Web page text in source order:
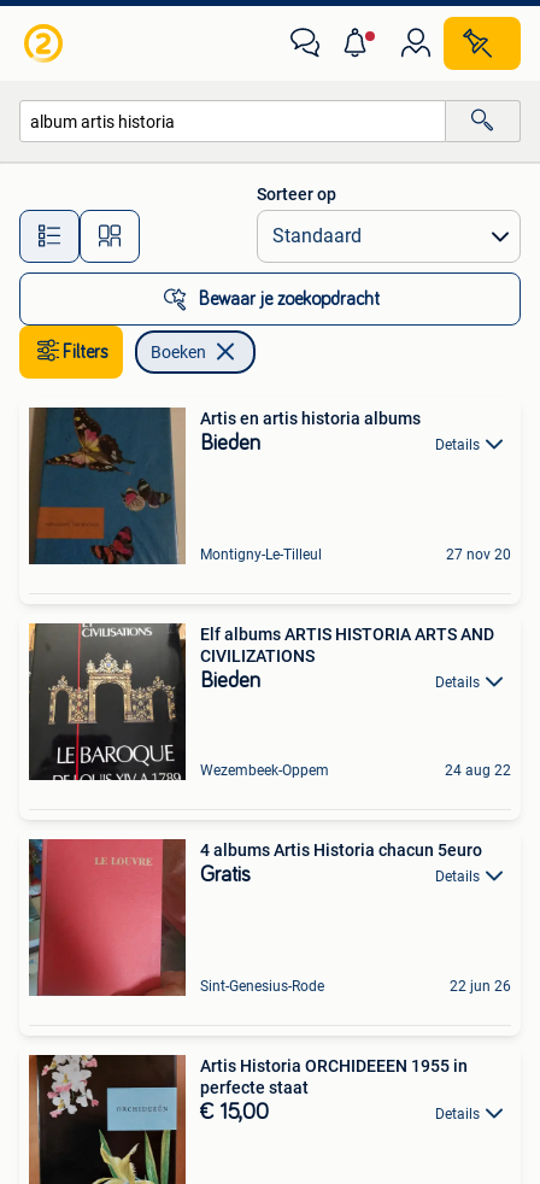
Alle afstanden…
Sorteer op
Bewaar je zoekopdracht
Filters Boeken
Artis en artis historia albums
Bieden Details
Montigny-Le-Tilleul 27 nov 20
Elf albums ARTIS HISTORIA ARTS AND
CIVILIZATIONS
Bieden Details
Wezembeek-Oppem 24 aug 22
4 albums Artis Historia chacun 5euro
Gratis Details
Sint-Genesius-Rode 22 jun 26
Artis Historia ORCHIDEEEN 1955 in
perfecte staat
€ 15,00 Details